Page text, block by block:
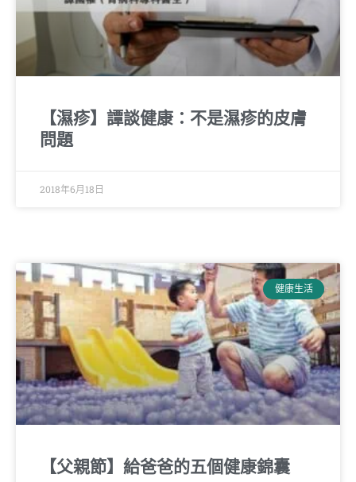
【濕疹】譚談健康：不是濕疹的皮膚
問題
2018年6月18日
健康生活
【父親節】給爸爸的五個健康錦囊